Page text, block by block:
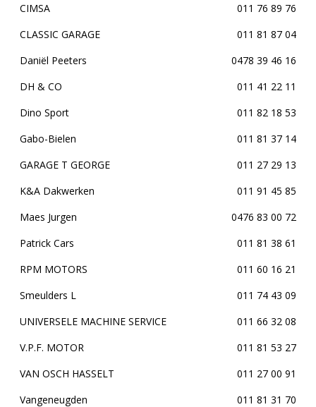
CIMSA
011 76 89 76
CLASSIC GARAGE
011 81 87 04
Daniël Peeters
0478 39 46 16
DH & CO
011 41 22 11
Dino Sport
011 82 18 53
Gabo-Bielen
011 81 37 14
GARAGE T GEORGE
011 27 29 13
K&A Dakwerken
011 91 45 85
Maes Jurgen
0476 83 00 72
Patrick Cars
011 81 38 61
RPM MOTORS
011 60 16 21
Smeulders L
011 74 43 09
UNIVERSELE MACHINE SERVICE
011 66 32 08
V.P.F. MOTOR
011 81 53 27
VAN OSCH HASSELT
011 27 00 91
Vangeneugden
011 81 31 70